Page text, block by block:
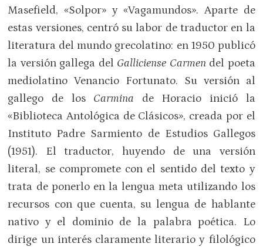
Masefield, «Solpor» y «Vagamundos». Aparte de
estas versiones, centró su labor de traductor en la
literatura del mundo grecolatino: en 1950 publicó
la versión gallega del Galliciense Carmen del poeta
mediolatino Venancio Fortunato. Su versión al
gallego de los Carmina de Horacio inició la
«Biblioteca Antológica de Clásicos», creada por el
Instituto Padre Sarmiento de Estudios Gallegos
(1951). El traductor, huyendo de una versión
literal, se compromete con el sentido del texto y
trata de ponerlo en la lengua meta utilizando los
recursos con que cuenta, su lengua de hablante
nativo y el dominio de la palabra poética. Lo
dirige un interés claramente literario y filológico